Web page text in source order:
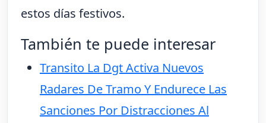
estos días festivos.
También te puede interesar
Transito La Dgt Activa Nuevos
Radares De Tramo Y Endurece Las
Sanciones Por Distracciones Al